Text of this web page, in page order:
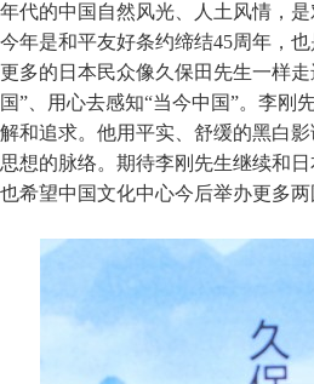
年代的中国自然风光、人土风情，
今年是和平友好条约缔结45周年，
更多的日本民众像久保田先生一样
国”、用心去感知“当今中国”。李刚
解和追求。他用平实、舒缓的黑白
思想的脉络。期待李刚先生继续和
也希望中国文化中心今后举办更多